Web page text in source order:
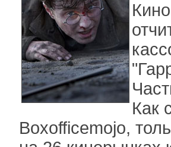
Как
Boxofficemojo,